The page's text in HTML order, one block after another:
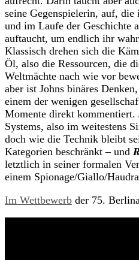
seine Gegenspielerin, auf, die
und im Laufe der Geschichte
auftaucht, um endlich ihr
Klassisch drehen sich die
Öl, also die Ressourcen, die
Weltmächte nach wie vor
aber ist Johns binäres
einem der wenigen
Momente direkt kommentiert.
Systems, also im weitestens
doch wie die Technik bleibt
Kategorien beschränkt – und
letztlich in seiner formalen
einem Spionage/Giallo/
Im Wettbewerb der 75.